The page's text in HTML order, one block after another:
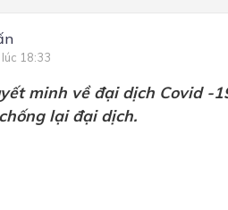
18:33
minh về đại dịch Covid -
lại đại dịch.